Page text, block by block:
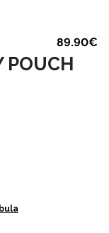
89.90€
POUCH